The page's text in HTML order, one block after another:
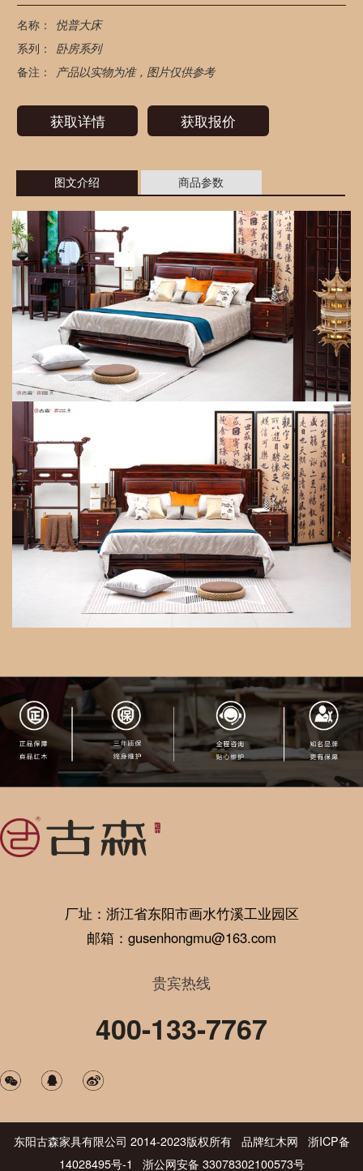
名称：
悦普大床
系列：
卧房系列
备注：
产品以实物为准，图片仅供参考
获取详情 获取报价
图文介绍 商品参数
厂址：浙江省东阳市画水竹溪工业园区
邮箱：gusenhongmu@163.com
贵宾热线
400-133-7767
东阳古森家具有限公司 2014-2023版权所有 品牌红木网 浙ICP备
14028495号-1 浙公网安备 33078302100573号